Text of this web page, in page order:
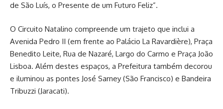
de São Luís, o Presente de um Futuro Feliz”.
O Circuito Natalino compreende um trajeto que inclui a
Avenida Pedro II (em frente ao Palácio La Ravardière), Praça
Benedito Leite, Rua de Nazaré, Largo do Carmo e Praça João
Lisboa. Além destes espaços, a Prefeitura também decorou
e iluminou as pontes José Sarney (São Francisco) e Bandeira
Tribuzzi (Jaracati).